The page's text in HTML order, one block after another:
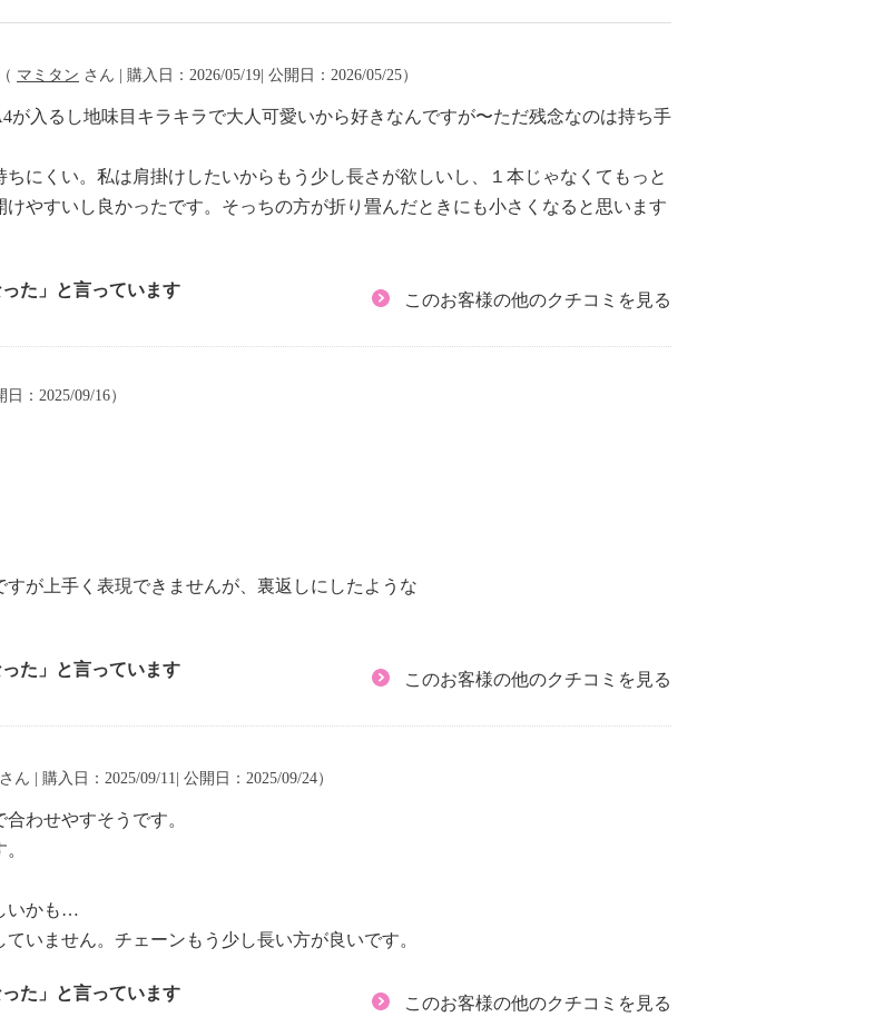
（ マミタン さん | 購入日：2026/05/19| 公開日：2026/05/25）
入るし地味目キラキラで大人可愛いから好きなんですが〜ただ残念なのは持ち手
にくい。私は肩掛けしたいからもう少し長さが欲しいし、１本じゃなくてもっと
やすいし良かったです。そっちの方が折り畳んだときにも小さくなると思います
た」と言っています
このお客様の他のクチコミを見る
：2025/09/16）
が上手く表現できませんが、裏返しにしたような
た」と言っています
このお客様の他のクチコミを見る
さん | 購入日：2025/09/11| 公開日：2025/09/24）
わせやすそうです。
いかも…
いません。チェーンもう少し長い方が良いです。
た」と言っています
このお客様の他のクチコミを見る